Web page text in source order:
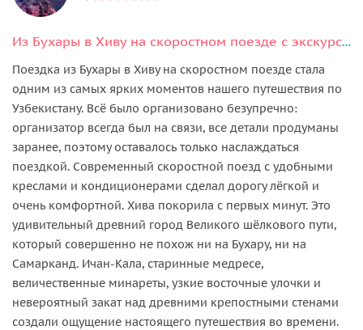
Из Бухары в Хиву на скоростном поезде с экскурсией
Поездка из Бухары в Хиву на скоростном поезде стала
одним из самых ярких моментов нашего путешествия по
Узбекистану. Всё было организовано безупречно:
организатор всегда был на связи, все детали продуманы
заранее, поэтому оставалось только наслаждаться
поездкой. Современный скоростной поезд с удобными
креслами и кондиционерами сделал дорогу лёгкой и
очень комфортной. Хива покорила с первых минут. Это
удивительный древний город Великого шёлкового пути,
который совершенно не похож ни на Бухару, ни на
Самарканд. Ичан-Кала, старинные медресе,
величественные минареты, узкие восточные улочки и
невероятный закат над древними крепостными стенами
создали ощущение настоящего путешествия во времени.